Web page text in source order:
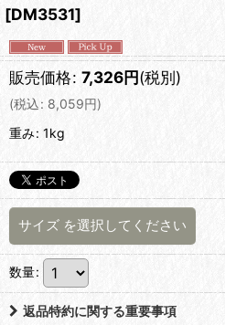
[DM3531]
販売価格: 7,326円(税別)
(税込: 8,059円)
重み: 1kg
サイズ を選択してください
数量:
返品特約に関する重要事項